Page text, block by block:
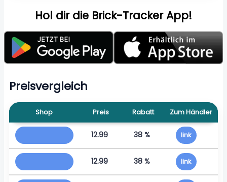
Hol dir die Brick-Tracker App!
Preisvergleich
Shop Preis Rabatt Zum Händler
12.99 38 % link
12.99 38 % link